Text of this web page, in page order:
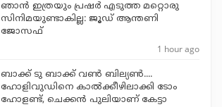
ഞാന്‍ ഇത്രയും പ്രഷര്‍ എടുത്ത മറ്റൊരു
സിനിമയുണ്ടാകില്ല: ജൂഡ് ആന്തണി
ജോസഫ്
1 hour ago
ബാക്ക് ടു ബാക്ക് വണ്‍ ബില്യണ്‍....
ഹോളിവുഡിനെ കാല്‍ക്കീഴിലാക്കി ടോം
ഹോളണ്ട്, ചെക്കന്‍ പുലിയാണ് കേട്ടാ